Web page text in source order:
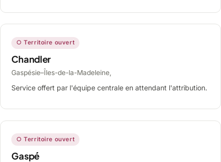
○ Territoire ouvert
Chandler
Gaspésie–Îles-de-la-Madeleine,
Service offert par l'équipe centrale en attendant l'attribution.
○ Territoire ouvert
Gaspé